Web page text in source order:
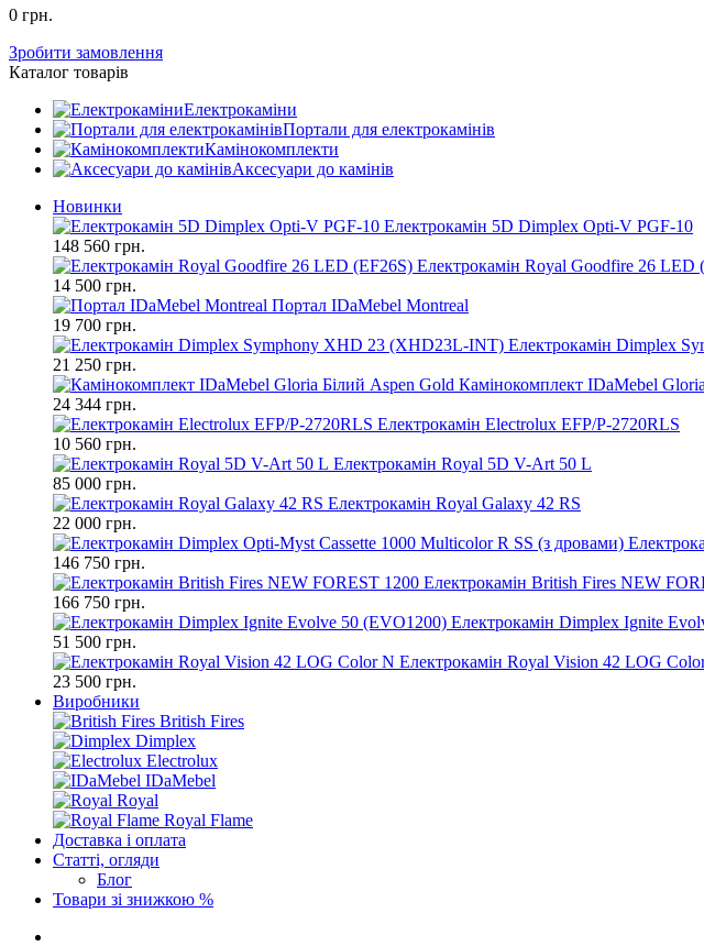
0 грн.
Зробити замовлення
Каталог товарів
Електрокаміни
Портали для електрокамінів
Камінокомплекти
Аксесуари до камінів
Новинки
Електрокамін 5D Dimplex Opti-V PGF-10
148 560 грн.
Електрокамін Royal Goodfire 26 LED
14 500 грн.
Портал IDaMebel Montreal
19 700 грн.
Електрокамін Dimplex
21 250 грн.
Камінокомплект IDaMebel
24 344 грн.
Електрокамін Electrolux EFP/P-2720RLS
10 560 грн.
Електрокамін Royal 5D V-Art 50 L
85 000 грн.
Електрокамін Royal Galaxy 42 RS
22 000 грн.
146 750 грн.
Електрокамін British Fires NEW
166 750 грн.
Електрокамін Dimplex Ignite
51 500 грн.
Електрокамін Royal Vision 42 LOG
23 500 грн.
Виробники
British Fires
Dimplex
Electrolux
IDaMebel
Royal
Royal Flame
Доставка і оплата
Статті, огляди
Блог
Товари зі знижкою %